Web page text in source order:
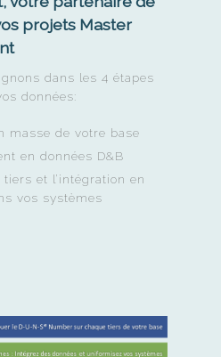
projets Master
dans les 4 étapes
données:
masse de votre base
en données D&B
et l’intégration en
vos systèmes